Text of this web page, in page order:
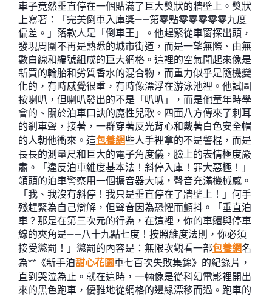
車子竟然垂直停在一個貼滿了巨大獎狀的牆壁上。獎狀
上寫著：「完美倒車入庫獎——第零點零零零零零九度
偏差。」落款人是「倒車王」。他趕緊從車窗探出頭，
發現周圍不再是熟悉的城市街道，而是一望無際、由無
數白線和編號組成的巨大網格。這裡的空氣聞起來像是
新買的輪胎和劣質香水的混合物，而重力似乎是隨機變
化的，有時感覺很重，有時像漂浮在游泳池裡。他試圖
按喇叭，但喇叭發出的不是「叭叭」，而是他童年時學
會的、關於泊車口訣的魔性兒歌。四面八方傳來了刺耳
的剎車聲，接著，一群穿著反光背心和戴著白色安全帽
的人朝他衝來。這包養網些人手裡拿的不是警棍，而是
長長的測量尺和巨大的電子角度儀，臉上的表情極度嚴
肅。「違反泊車維度基本法！斜停入庫！罪大惡極！」
領頭的泊車警察用一個擴音器大喊，聲音充滿機械感。
「我、我沒有斜停！我只是垂直停在了牆壁上！」何手
殘趕緊為自己辯解，但聲音因為恐懼而顫抖。「垂直泊
車？那是在第三次元的行為，在這裡，你的車體與停車
線的夾角是——八十九點七度！按照維度法則，你必須
接受懲罰！」懲罰的內容是：無限次觀看一部包養網名
為**《新手泊甜心花園車七百次失敗集錦》的紀錄片，
直到哭泣為止。就在這時，一輛像是從科幻電影裡開出
來的黑色跑車，優雅地從網格的邊緣漂移而過。跑車的